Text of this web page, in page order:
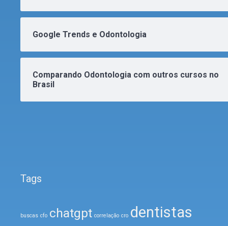
Google Trends e Odontologia
Comparando Odontologia com outros cursos no
Brasil
Tags
buscas cfo chatgpt correlação cro dentistas